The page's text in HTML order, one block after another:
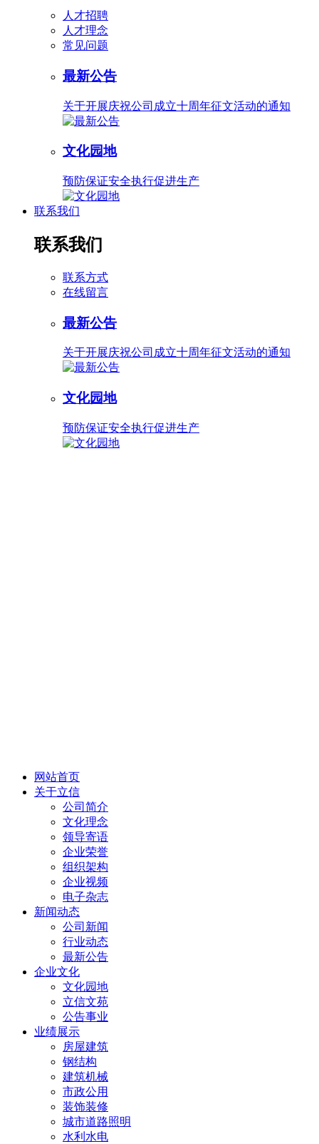
人才招聘
人才理念
常见问题
最新公告
关于开展庆祝公司成立十周年征文活动的通知
文化园地
预防保证安全执行促进生产
联系我们
联系我们
联系方式
在线留言
最新公告
关于开展庆祝公司成立十周年征文活动的通知
文化园地
预防保证安全执行促进生产
网站首页
关于立信
公司简介
文化理念
领导寄语
企业荣誉
组织架构
企业视频
电子杂志
新闻动态
公司新闻
行业动态
最新公告
企业文化
文化园地
立信文苑
公告事业
业绩展示
房屋建筑
钢结构
建筑机械
市政公用
装饰装修
城市道路照明
水利水电